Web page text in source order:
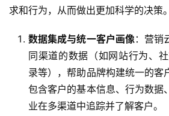
求和行为，从而做出更加科学的决策。
数据集成与统一客户画像 ：营销
同渠道的数据（如网站行为、
录等），帮助品牌构建统一的客
包含客户的基本信息、行为数据
业在多渠道中追踪并了解客户。